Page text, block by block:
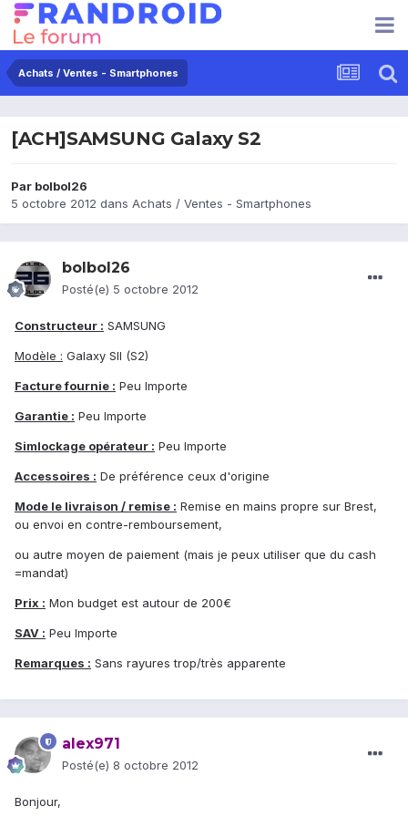
Achats / Ventes - Smartphones
[ACH]SAMSUNG Galaxy S2
Par bolbol26
5 octobre 2012 dans Achats / Ventes - Smartphones
bolbol26
Posté(e) 5 octobre 2012
Constructeur : SAMSUNG
Modèle : Galaxy SII (S2)
Facture fournie : Peu Importe
Garantie : Peu Importe
Simlockage opérateur : Peu Importe
Accessoires : De préférence ceux d'origine
Mode le livraison / remise : Remise en mains propre sur Brest,
ou envoi en contre-remboursement,
ou autre moyen de paiement (mais je peux utiliser que du cash
=mandat)
Prix : Mon budget est autour de 200€
SAV : Peu Importe
Remarques : Sans rayures trop/très apparente
alex971
Posté(e) 8 octobre 2012
Bonjour,